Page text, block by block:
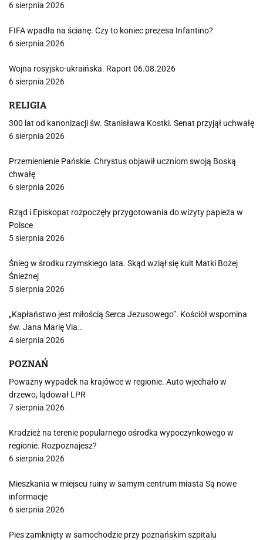
6 sierpnia 2026
FIFA wpadła na ścianę. Czy to koniec prezesa Infantino?
6 sierpnia 2026
Wojna rosyjsko-ukraińska. Raport 06.08.2026
6 sierpnia 2026
RELIGIA
300 lat od kanonizacji św. Stanisława Kostki. Senat przyjął uchwałę
6 sierpnia 2026
Przemienienie Pańskie. Chrystus objawił uczniom swoją Boską
chwałę
6 sierpnia 2026
Rząd i Episkopat rozpoczęły przygotowania do wizyty papieża w
Polsce
5 sierpnia 2026
Śnieg w środku rzymskiego lata. Skąd wziął się kult Matki Bożej
Śnieżnej
5 sierpnia 2026
„Kapłaństwo jest miłością Serca Jezusowego”. Kościół wspomina
św. Jana Marię Via…
4 sierpnia 2026
POZNAŃ
Poważny wypadek na krajówce w regionie. Auto wjechało w
drzewo, lądował LPR
7 sierpnia 2026
Kradzież na terenie popularnego ośrodka wypoczynkowego w
regionie. Rozpoznajesz?
6 sierpnia 2026
Mieszkania w miejscu ruiny w samym centrum miasta Są nowe
informacje
6 sierpnia 2026
Pies zamknięty w samochodzie przy poznańskim szpitalu